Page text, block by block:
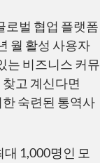
로벌 협업 플랫폼
월 활성 사용자
는 비즈니스 커뮤
고 계신다면
숙련된 통역사
1,000명인 모